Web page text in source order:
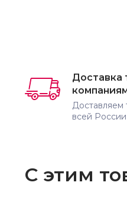
Доставка
Доставляем
всей России
С этим